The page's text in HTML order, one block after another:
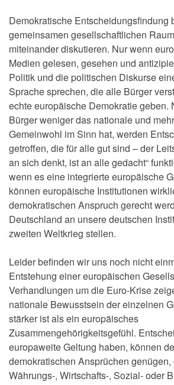
Demokratische Entscheidungsfindung
gemeinsamen gesellschaftlichen
miteinander diskutieren. Nur wenn
Medien gelesen, gesehen und
Politik und die politischen Diskurse
Sprache sprechen, die alle Bürger
echte europäische Demokratie geben.
Bürger weniger das nationale und
Gemeinwohl im Sinn hat, werden
getroffen, die für alle gut sind – der
an sich denkt, ist an alle gedacht“
wenn es eine integrierte europäische
können europäische Institutionen
demokratischen Anspruch gerecht
Deutschland an unsere deutschen
zweiten Weltkrieg stellen.
Leider befinden wir uns noch nicht
Entstehung einer europäischen
Verhandlungen um die Euro-Krise
nationale Bewusstsein der einzelnen
stärker ist als ein europäisches
Zusammengehörigkeitsgefühl.
europaweite Geltung haben, können
demokratischen Ansprüchen genügen,
Währungs-, Wirtschafts-, Sozial- oder